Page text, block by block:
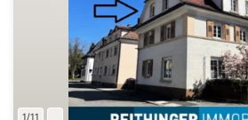
1/11